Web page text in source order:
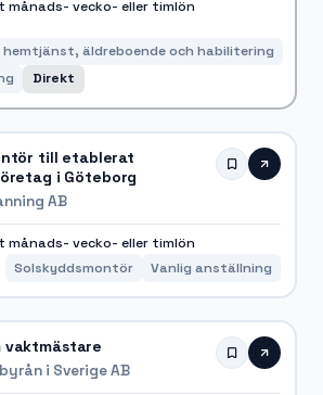
månads- vecko- eller timlön
äldreboende och habilitering
Direkt
till etablerat
i Göteborg
AB
månads- vecko- eller timlön
Solskyddsmontör Vanlig anställning
vaktmästare
i Sverige AB